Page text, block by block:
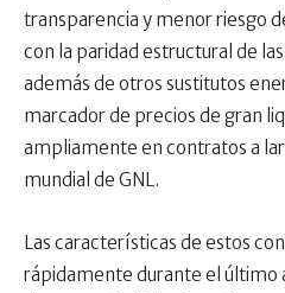
transparencia y menor riesgo
con la paridad estructural de
además de otros sustitutos
marcador de precios de gran
ampliamente en contratos a
mundial de GNL.
Las características de estos
rápidamente durante el último